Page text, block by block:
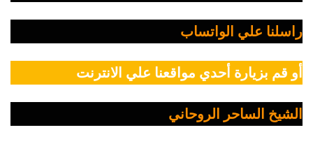
راسلنا علي الواتساب
أو قم بزيارة أحدي مواقعنا علي الانترنت
الشيخ الساحر الروحاني